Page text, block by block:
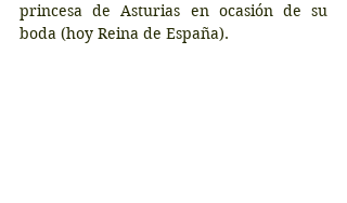
princesa de Asturias en ocasión de su
boda (hoy Reina de España).